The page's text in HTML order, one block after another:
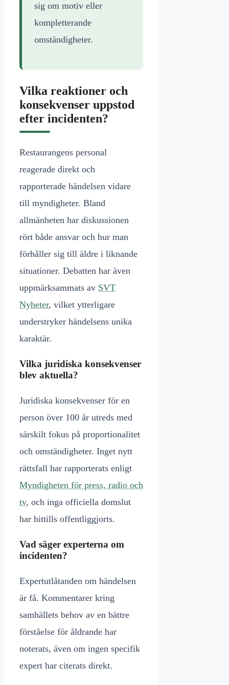
sig om motiv eller
kompletterande
omständigheter.
Vilka reaktioner och
konsekvenser uppstod
efter incidenten?
Restaurangens personal
reagerade direkt och
rapporterade händelsen vidare
till myndigheter. Bland
allmänheten har diskussionen
rört både ansvar och hur man
förhåller sig till äldre i liknande
situationer. Debatten har även
uppmärksammats av SVT
Nyheter, vilket ytterligare
understryker händelsens unika
karaktär.
Vilka juridiska konsekvenser
blev aktuella?
Juridiska konsekvenser för en
person över 100 år utreds med
särskilt fokus på proportionalitet
och omständigheter. Inget nytt
rättsfall har rapporterats enligt
Myndigheten för press, radio och
tv, och inga officiella domslut
har hittills offentliggjorts.
Vad säger experterna om
incidenten?
Expertutlåtanden om händelsen
är få. Kommentarer kring
samhällets behov av en bättre
förståelse för åldrande har
noterats, även om ingen specifik
expert har citerats direkt.